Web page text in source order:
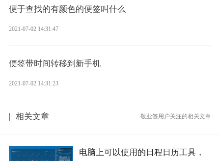
便于查找的有颜色的便签叫什么
2021-07-02 14:31:47
便签带时间转移到新手机
2021-07-02 14:31:23
相关文章 敬业签用户关注的相关文章
电脑上可以使用的日程日历工具，